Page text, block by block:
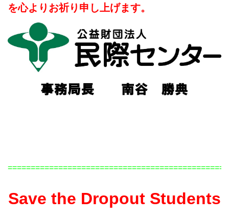
を心よりお祈り申し上げます。
Save the Dropout Students